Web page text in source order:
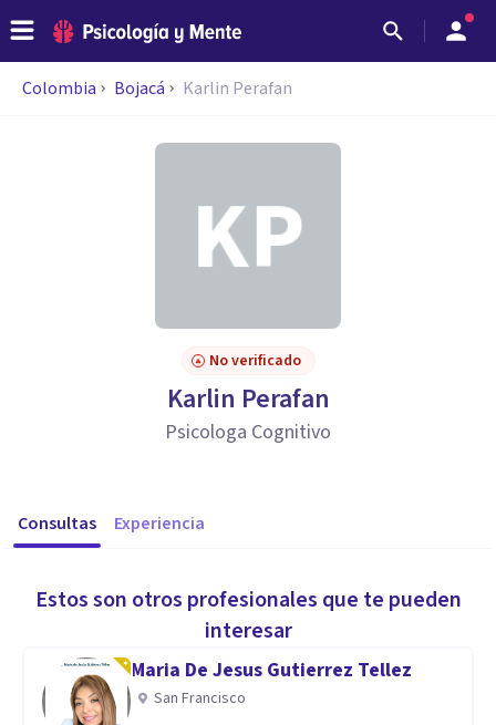
Colombia Bojacá Karlin Perafan
No verificado
Karlin Perafan
Psicologa Cognitivo
Consultas Experiencia
Estos son otros profesionales que te pueden
interesar
Maria De Jesus Gutierrez Tellez
San Francisco